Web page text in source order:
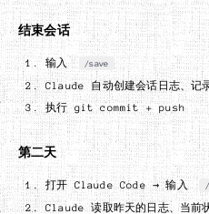
结束会话
输入 /save
Claude 自动创建会话日志、记
执行 git commit + push
第二天
打开 Claude Code → 输入
Claude 读取昨天的日志、当前